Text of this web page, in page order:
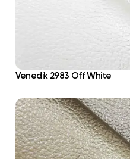
Venedik 2983 Off White